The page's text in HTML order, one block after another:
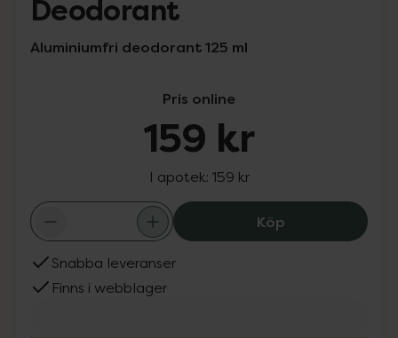
Deodorant
Aluminiumfri deodorant 125 ml
Pris online
159 kr
I apotek: 159 kr
KöpBulldog
Snabba leveranser
Finns i webblager